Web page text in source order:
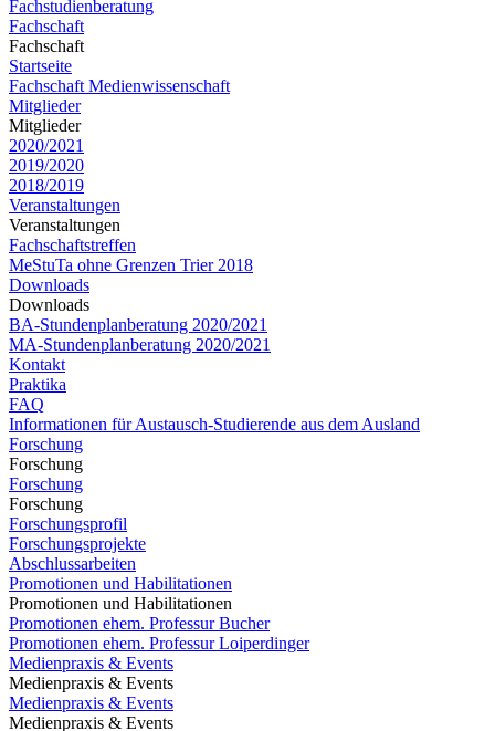
Fachstudienberatung
Fachschaft
Fachschaft
Startseite
Fachschaft Medienwissenschaft
Mitglieder
Mitglieder
2020/2021
2019/2020
2018/2019
Veranstaltungen
Veranstaltungen
Fachschaftstreffen
MeStuTa ohne Grenzen Trier 2018
Downloads
Downloads
BA-Stundenplanberatung 2020/2021
MA-Stundenplanberatung 2020/2021​​​​​​
Kontakt
Praktika
FAQ
Informationen für Austausch-Studierende aus dem Ausland
Forschung
Forschung
Forschung
Forschung
Forschungsprofil
Forschungsprojekte
Abschlussarbeiten
Promotionen und Habilitationen
Promotionen und Habilitationen
Promotionen ehem. Professur Bucher
Promotionen ehem. Professur Loiperdinger
Medienpraxis & Events
Medienpraxis & Events
Medienpraxis & Events
Medienpraxis & Events